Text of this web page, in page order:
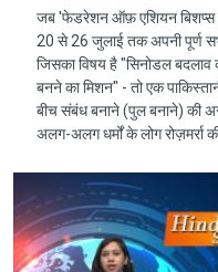
जब 'फेडरेशन ऑफ़ एशियन बिशप्स
20 से 26 जुलाई तक अपनी पूर्ण
जिसका विषय है "सिनोडल बदलाव
बनने का मिशन" - तो एक
बीच संबंध बनाने (पुल बनाने) की
अलग-अलग धर्मों के लोग रोज़मर्रा